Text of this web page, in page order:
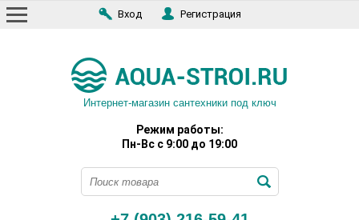
Вход Регистрация
Интернет-магазин сантехники под ключ
Режим работы:
Пн-Вс с 9:00 до 19:00